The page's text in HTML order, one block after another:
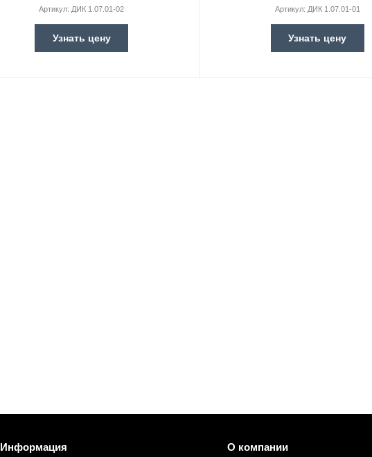
Артикул: ДИК 1.07.01-02
Узнать цену
Артикул: ДИК 1.07.01-01
Узнать цену
Информация О компании